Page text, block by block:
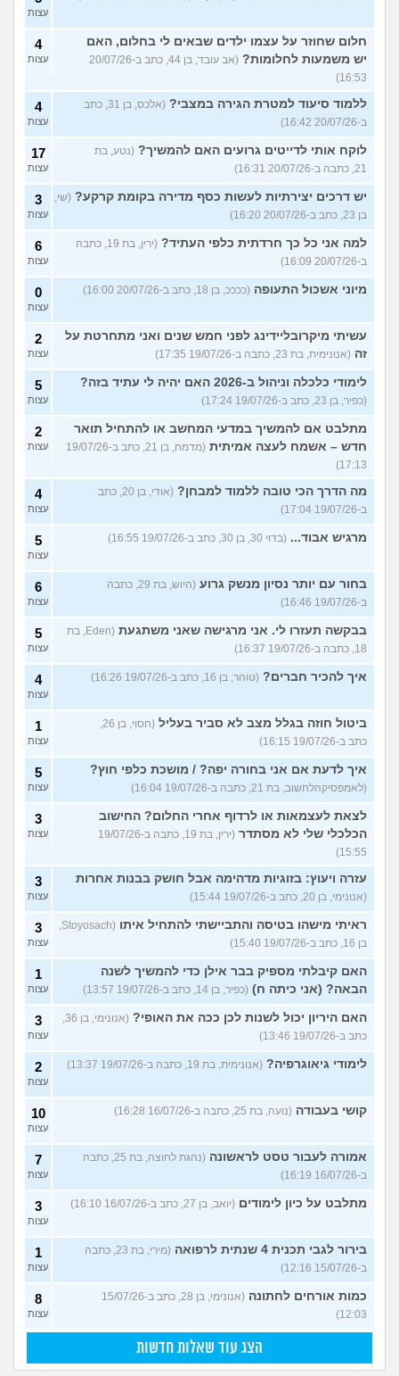
עצות
חלום שחוזר על עצמו ילדים שבאים לי בחלום, האם
יש משמעות לחלומות?
(אב עובד, בן 44, כתב ב-20/07/26
16:53)
4
עצות
ללמוד סיעוד למטרת הגירה במצבי?
(אלכס, בן 31, כתב
ב-20/07/26 16:42)
4
עצות
לוקח אותי לדייטים גרועים האם להמשיך? (נטע, בת
21, כתבה ב-20/07/26 16:31)
17
עצות
יש דרכים יצירתיות לעשות כסף מדירה בקומת קרקע? (שי,
בן 23, כתב ב-20/07/26 16:20)
3
עצות
למה אני כל כך חרדתית כלפי העתיד?
(ירין, בת 19, כתבה
ב-20/07/26 16:09)
6
עצות
מיוני אשכול התעופה (ככככ, בן 18, כתב ב-20/07/26 16:00) 0
עצות
עשיתי מיקרובליידינג לפני חמש שנים ואני מתחרטת על
זה (אנונימית, בת 23, כתבה ב-19/07/26 17:35)
2
עצות
לימודי כלכלה וניהול ב-2026 האם יהיה לי עתיד בזה?
(כפיר, בן 23, כתב ב-19/07/26 17:24)
5
עצות
מתלבט אם להמשיך במדעי המחשב או להתחיל תואר
חדש – אשמח לעצה אמיתית
(מדמח, בן 21, כתב ב-19/07/26
17:13)
2
עצות
מה הדרך הכי טובה ללמוד למבחן?
(אודי, בן 20, כתב
ב-19/07/26 17:04)
4
עצות
מרגיש אבוד... (בדוי 30, בן 30, כתב ב-19/07/26 16:55) 5
עצות
בחור עם יותר נסיון מנשק גרוע
(היוש, בת 29, כתבה
ב-19/07/26 16:46)
6
עצות
בבקשה תעזרו לי. אני מרגישה שאני משתגעת
(Eden, בת
18, כתבה ב-19/07/26 16:37)
5
עצות
איך להכיר חברים? (טוהר, בן 16, כתב ב-19/07/26 16:26) 4
עצות
ביטול חוזה בגלל מצב לא סביר בעליל
(חסוי, בן 26,
כתב ב-19/07/26 16:15)
1
עצות
איך לדעת אם אני בחורה יפה? / מושכת כלפי חוץ?
(לאמפסיקהלחשוב, בת 21, כתבה ב-19/07/26 16:04)
5
עצות
לצאת לעצמאות או לרדוף אחרי החלום? החישוב
הכלכלי שלי לא מסתדר
(ירין, בת 19, כתבה ב-19/07/26
15:55)
3
עצות
עזרה ויעוץ: בזוגיות מדהימה אבל חושק בבנות אחרות
(אנונימי, בן 20, כתב ב-19/07/26 15:44)
3
עצות
ראיתי מישהו בטיסה והתביישתי להתחיל איתו
(Stoyosach,
בן 16, כתב ב-19/07/26 15:40)
3
עצות
האם קיבלתי מספיק בבר אילן כדי להמשיך לשנה
הבאה? (אני כיתה ח) (כפיר, בן 14, כתב ב-19/07/26 13:57)
1
עצות
האם היריון יכול לשנות לכן ככה את האופי?
(אנונימי, בן 36,
כתב ב-19/07/26 13:46)
3
עצות
לימודי גיאוגרפיה? (אנונימית, בת 19, כתבה ב-19/07/26 13:37) 2
עצות
קושי בעבודה (נועה, בת 25, כתבה ב-16/07/26 16:28) 10
עצות
אמורה לעבור טסט לראשונה
(נהגת לחוצה, בת 25, כתבה
ב-16/07/26 16:19)
7
עצות
מתלבט על כיון לימודים (יואב, בן 27, כתב ב-16/07/26 16:10) 3
עצות
בירור לגבי תכנית 4 שנתית לרפואה
(מירי, בת 23, כתבה
ב-15/07/26 12:16)
1
עצות
כמות אורחים לחתונה
(אנונימי, בן 28, כתב ב-15/07/26
12:03)
8
עצות
הצג עוד שאלות חדשות